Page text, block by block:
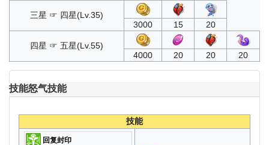
三星 ☞ 四星(Lv.35)
3000
15 20
四星 ☞ 五星(Lv.55)
4000
20 20 20
技能怒气技能
技能
回复封印